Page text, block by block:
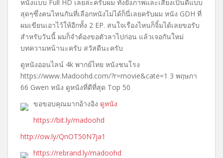
หนังแบบ Full HD เลยล่ะครับผม ทั้งยังภาพและเสียงเป็นดีแบบ
สุดๆซึ่งคนไหนกันที่เลือกหนังไม่ได้ก็นี่เลยครับผม หนัง GDH ที่
ผมเขียนเอาไว้ให้อีกทั้ง 2 EP. สนใจเรื่องไหนก็จิ้มได้เลยขอรับ
สำหรับวันนี้ ผมก็จำต้องขอตัวลาไปก่อน แล้วเจอกันใหม่
บทความหน้านะครับ สวัสดีนะครับ
ดูหนังออนไลน์ 4k พากย์ไทย หนังชนโรง
https://www.Madoohd.com/?r=movie&cate=1 3 พฤษภา
66 Gwen หนัง ดูหนังที่ดีที่สุด Top 50
ขอขอบคุณมากอ้างอิง ดูหนัง
https://bit.ly/madoohd
http://ow.ly/QnOT50N7ja1
https://rebrand.ly/madoohd